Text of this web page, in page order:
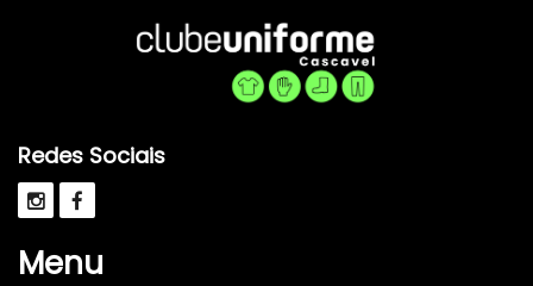
Redes Sociais
Menu